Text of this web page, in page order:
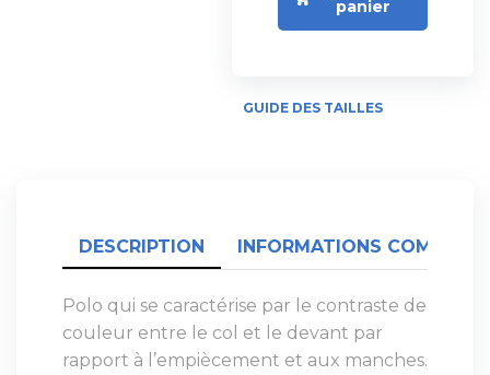
panier
GUIDE DES TAILLES
DESCRIPTION INFORMATIONS
Polo qui se caractérise par le contraste de
couleur entre le col et le devant par
rapport à l’empiècement et aux manches.